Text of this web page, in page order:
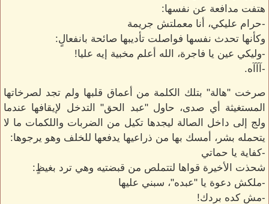
هتفت مدافعة عن نفسها:
-حرام عليكي، أنا معملتش جريمة
وكأنها تحدث نفسها فواصلت تأديبها صائحة بانفعالٍ:
-وليكي عين يا فاجرة، الله أعلم مخبية إيه عليا!
-آآآه.
صرخت "هالة" بتلك الكلمة من أعماق قلبها ولم تجد لصرخاتها
المستغيثة أي صدى، حاول "عبد الحق" التدخل لإيقافها عندما
ولج إلى داخل الصالة ليجدها تكيل من الضربات واللكمات ما لا
يتحمله بشر، أمسك بها من ذراعيها يدفعها للخلف وهو يرجوها:
-كفاية يا حماتي
شحذت الأخيرة قواها لتتملص من قبضتيه وهي ترد بغيظٍ:
-ملكش دعوة يا "عبده"، سبني عليها
-مش كده بردك!